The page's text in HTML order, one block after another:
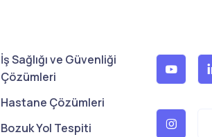
İş Sağlığı ve Güvenliği
Çözümleri
Hastane Çözümleri
Bozuk Yol Tespiti